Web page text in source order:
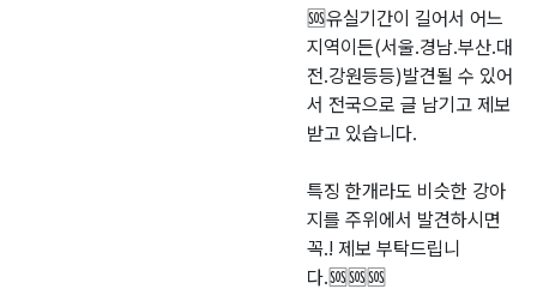
🆘️유실기간이 길어서 어느
지역이든(서울.경남.부산.대
전.강원등등)발견될 수 있어
서 전국으로 글 남기고 제보
받고 있습니다.
특징 한개라도 비슷한 강아
지를 주위에서 발견하시면
꼭.! 제보 부탁드립니
다.🆘️🆘️🆘️